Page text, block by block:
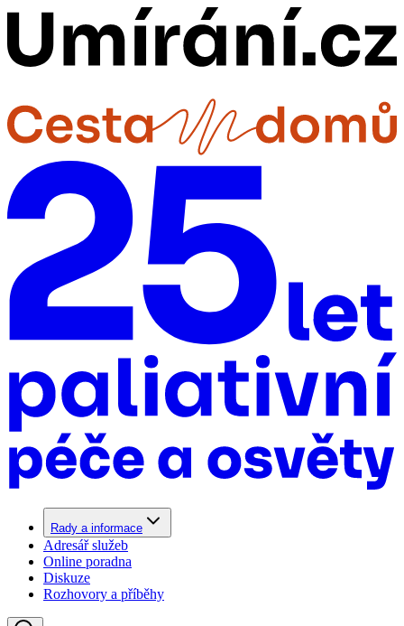
Rady a informace
Adresář služeb
Online poradna
Diskuze
Rozhovory a příběhy